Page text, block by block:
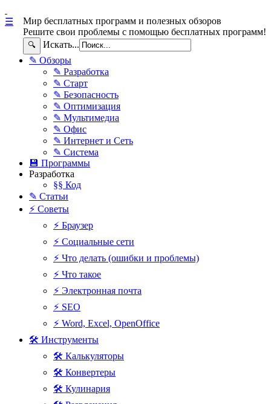
Мир бесплатных программ и полезных обзоров
Решите свои проблемы с помощью бесплатных программ!
🔍 Искать...
☰
✎ Обзоры
✎ Разработка
✎ Старт
✎ Безопасность
✎ Оптимизация
✎ Мультимедиа
✎ Офис
✎ Интернет и Сеть
✎ Система
💾 Программы
Разработка
§§ Код
✎ Статьи
⚡ Советы
⚡ Браузер
⚡ Социальные сети
⚡ Что делать (ошибки и проблемы)
⚡ Что такое
⚡ Электронная почта
⚡ SEO
⚡ Word, Excel, OpenOffice
🛠 Инструменты
🛠 Калькуляторы
🛠 Конвертеры
🛠 Кулинария